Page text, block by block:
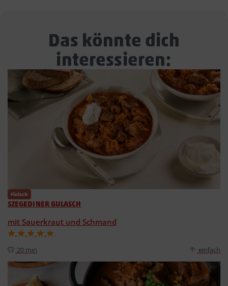
Das könnte dich
interessieren:
Fleisch
SZEGEDINER GULASCH
mit Sauerkraut und Schmand
20 min einfach